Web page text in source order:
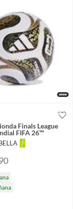
Finals League
FIFA 26™